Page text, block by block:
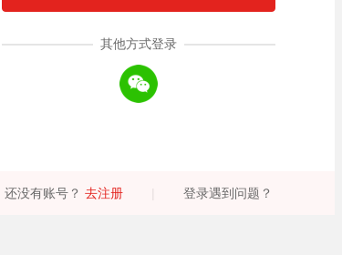
其他方式登录
还没有账号？ 去注册 登录遇到问题？